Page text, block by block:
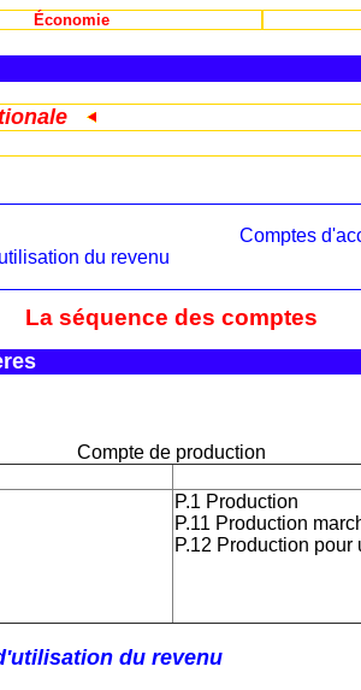
Économie
du revenu
Comptes
La séquence des comptes
Compte de production
P.1 Production
P.11 Production
P.12 Production
du revenu